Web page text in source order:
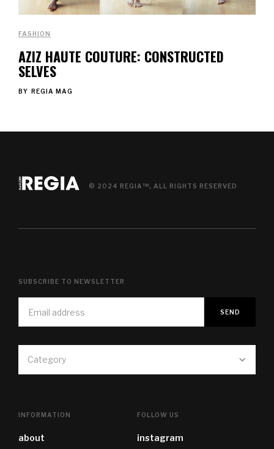
FASHION
AZIZ HAUTE COUTURE: CONSTRUCTED
SELVES
BY REGIA MAG
© 2024 REGIA™, ALL RIGHTS RESERVED
Category
SUBSCRIBE TO NEWSLETTER
INFORMATION
about
FOLLOW US
instagram